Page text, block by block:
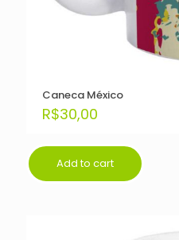
Caneca México
R$30,00
Add to cart